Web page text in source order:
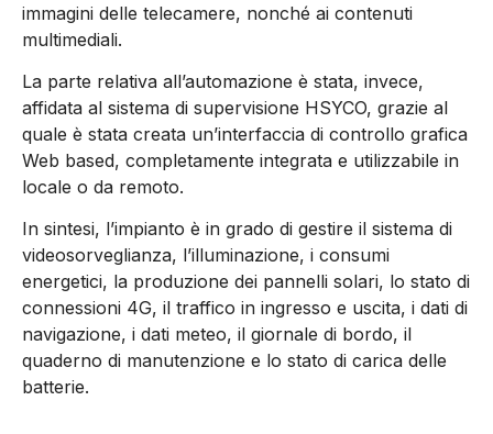
immagini delle telecamere, nonché ai contenuti
multimediali.
La parte relativa all’automazione è stata, invece,
affidata al sistema di supervisione HSYCO, grazie al
quale è stata creata un’interfaccia di controllo grafica
Web based, completamente integrata e utilizzabile in
locale o da remoto.
In sintesi, l’impianto è in grado di gestire il sistema di
videosorveglianza, l’illuminazione, i consumi
energetici, la produzione dei pannelli solari, lo stato di
connessioni 4G, il traffico in ingresso e uscita, i dati di
navigazione, i dati meteo, il giornale di bordo, il
quaderno di manutenzione e lo stato di carica delle
batterie.